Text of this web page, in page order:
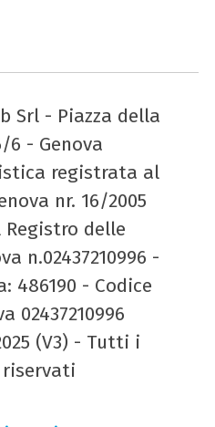
Srl - Piazza della
- Genova
registrata al
nr. 16/2005
delle
n.02437210996 -
486190 - Codice
02437210996
(V3) - Tutti i